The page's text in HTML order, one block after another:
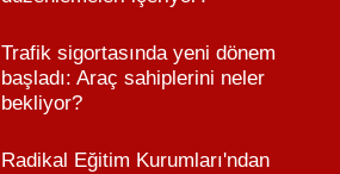
Trafik sigortasında yeni dönem
başladı: Araç sahiplerini neler
bekliyor?
Radikal Eğitim Kurumları'ndan